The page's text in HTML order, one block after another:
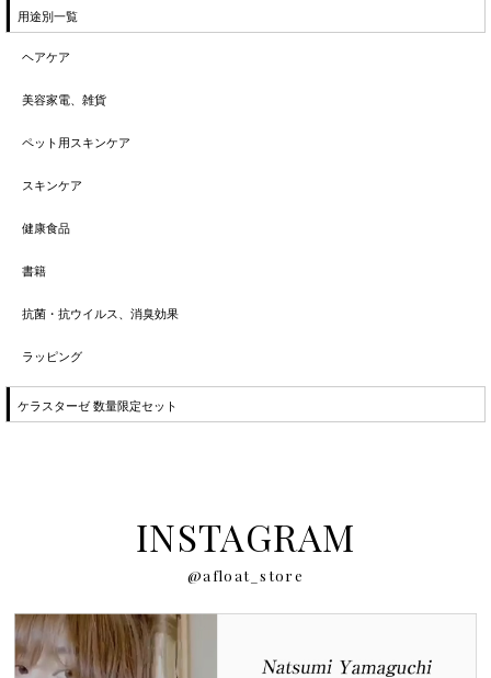
用途別一覧
ヘアケア
美容家電、雑貨
ペット用スキンケア
スキンケア
健康食品
書籍
抗菌・抗ウイルス、消臭効果
ラッピング
ケラスターゼ 数量限定セット
INSTAGRAM
@afloat_store